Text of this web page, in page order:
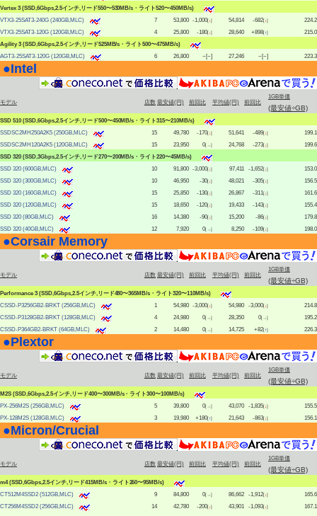
Vertex 3 (SSD,6Gbps,2.5インチ,リード550〜530MB/s・ライト520〜450MB/s)
VTX3-25SAT3-240G (240GB,MLC)
7 53,800 -1,000[↓ ] 54,814 -682[↓ ]
224.2
VTX3-25SAT3-120G (120GB,MLC)
4 25,800 -180[↓ ] 28,640 +898[↑ ]
215.0
Agility 3 (SSD,6Gbps,2.5インチ,リード525MB/s・ライト500〜475MB/s)
AGT3-25SAT3-120G (120GB,MLC)
6 26,800 −[−] 27,246 −[−] 223.3
●Intel
モデル 店数 最安値(円) 前回比 平均値(円) 前回比
1GB単価
(最安値÷GB)
SSD 510 (SSD,6Gbps,2.5インチ,リード500〜450MB/s・ライト315〜210MB/s)
SSDSC2MH250A2K5 (250GB,MLC)
15 49,780 -170[↓ ] 51,641 -489[↓ ]
199.1
SSDSC2MH120A2K5 (120GB,MLC)
15 23,950 0[→] 24,768 -273[↓ ]
199.6
SSD 320 (SSD,3Gbps,2.5インチ,リード270〜200MB/s・ライト220〜45MB/s)
SSD 320 (600GB,MLC)
10 91,800 -3,000[↓ ] 97,411 -1,652[↓ ]
153.0
SSD 320 (300GB,MLC)
10 46,950 -30[↓ ] 48,021 -305[↓ ]
156.5
SSD 320 (160GB,MLC)
15 25,850 -130[↓ ] 26,867 -311[↓ ]
161.6
SSD 320 (120GB,MLC)
15 18,650 -120[↓ ] 19,433 -143[↓ ]
155.4
SSD 320 (80GB,MLC)
16 14,380 -90[↓ ] 15,200 -86[↓ ]
179.8
SSD 320 (40GB,MLC)
12 7,920 0[→] 8,250 -109[↓ ] 198.0
●Corsair Memory
モデル 店数 最安値(円) 前回比 平均値(円) 前回比
1GB単価
(最安値÷GB)
Performance 3 (SSD,6Gbps,2.5インチ,リード480〜365MB/s・ライト320〜110MB/s)
CSSD-P3256GB2-BRKT (256GB,MLC)
1 54,980 -3,000[↓ ] 54,980 -3,000[↓ ]
214.8
CSSD-P3128GB2-BRKT (128GB,MLC)
4 24,980 0[→] 28,350 0[→]
195.2
CSSD-P364GB2-BRKT (64GB,MLC)
2 14,480 0[→] 14,725 +82[↑ ] 226.3
●Plextor
モデル 店数 最安値(円) 前回比 平均値(円) 前回比
1GB単価
(最安値÷GB)
M2S (SSD,6Gbps,2.5インチ,リード400〜300MB/s・ライト300〜100MB/s)
PX-256M2S (256GB,MLC)
5 39,800 0[→] 43,070 -1,835[↓ ]
155.5
PX-128M2S (128GB,MLC)
3 19,980 +180[↑ ] 21,643 -863[↓ ] 156.1
●Micron/Crucial
モデル 店数 最安値(円) 前回比 平均値(円) 前回比
1GB単価
(最安値÷GB)
m4 (SSD,6Gbps,2.5インチ,リード415MB/s・ライト260〜95MB/s)
CT512M4SSD2 (512GB,MLC)
9 84,800 0[→] 86,662 -1,912[↓ ]
165.6
CT256M4SSD2 (256GB,MLC)
14 42,780 -200[↓ ] 43,901 -1,093[↓ ]
167.1